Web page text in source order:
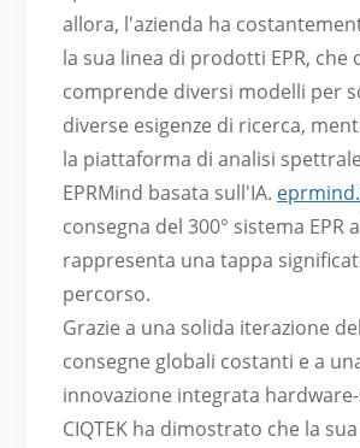
allora, l'azienda ha
la sua linea di prodotti EPR, che
comprende diversi modelli per
diverse esigenze di ricerca,
la piattaforma di analisi
EPRMind basata sull'IA.
consegna del 300° sistema EPR
rappresenta una tappa
percorso.
Grazie a una solida iterazione
consegne globali costanti e a
innovazione integrata
CIQTEK ha dimostrato che la